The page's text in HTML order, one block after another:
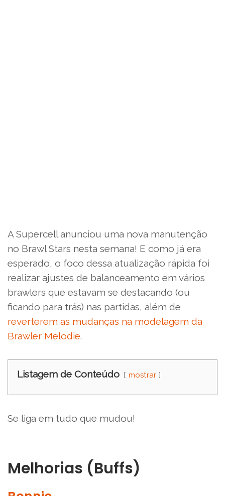
A Supercell anunciou uma nova manutenção
no Brawl Stars nesta semana! E como já era
esperado, o foco dessa atualização rápida foi
realizar ajustes de balanceamento em vários
brawlers que estavam se destacando (ou
ficando para trás) nas partidas, além de
reverterem as mudanças na modelagem da
Brawler Melodie.
Listagem de Conteúdo mostrar
Se liga em tudo que mudou!
Melhorias (Buffs)